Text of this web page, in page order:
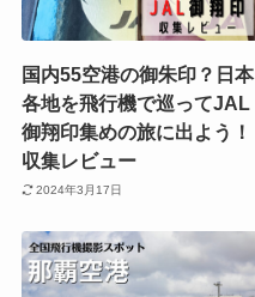
国内55空港の御朱印？日本
各地を飛行機で巡ってJAL
御翔印集めの旅に出よう！
収集レビュー
2024年3月17日